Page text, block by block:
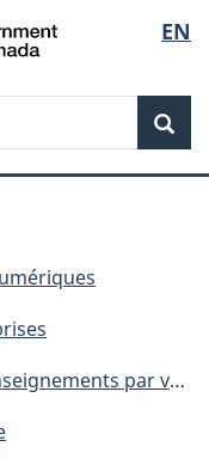
de
la
EN
(feuillets et sommaires fiscaux)